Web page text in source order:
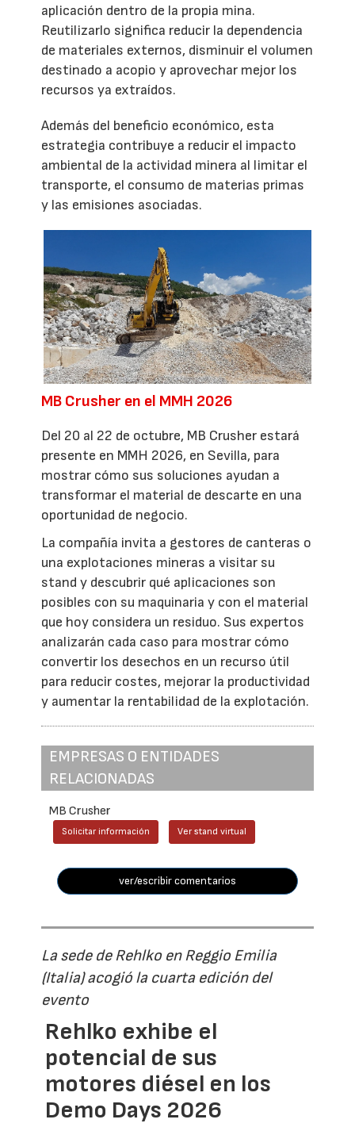
aplicación dentro de la propia mina.
Reutilizarlo significa reducir la dependencia
de materiales externos, disminuir el volumen
destinado a acopio y aprovechar mejor los
recursos ya extraídos.
Además del beneficio económico, esta
estrategia contribuye a reducir el impacto
ambiental de la actividad minera al limitar el
transporte, el consumo de materias primas
y las emisiones asociadas.
MB Crusher en el MMH 2026
Del 20 al 22 de octubre, MB Crusher estará
presente en MMH 2026, en Sevilla, para
mostrar cómo sus soluciones ayudan a
transformar el material de descarte en una
oportunidad de negocio.
La compañía invita a gestores de canteras o
una explotaciones mineras a visitar su
stand y descubrir qué aplicaciones son
posibles con su maquinaria y con el material
que hoy considera un residuo. Sus expertos
analizarán cada caso para mostrar cómo
convertir los desechos en un recurso útil
para reducir costes, mejorar la productividad
y aumentar la rentabilidad de la explotación.
EMPRESAS O ENTIDADES
RELACIONADAS
MB Crusher
Solicitar información Ver stand virtual
ver/escribir comentarios
La sede de Rehlko en Reggio Emilia
(Italia) acogió la cuarta edición del
evento
Rehlko exhibe el
potencial de sus
motores diésel en los
Demo Days 2026